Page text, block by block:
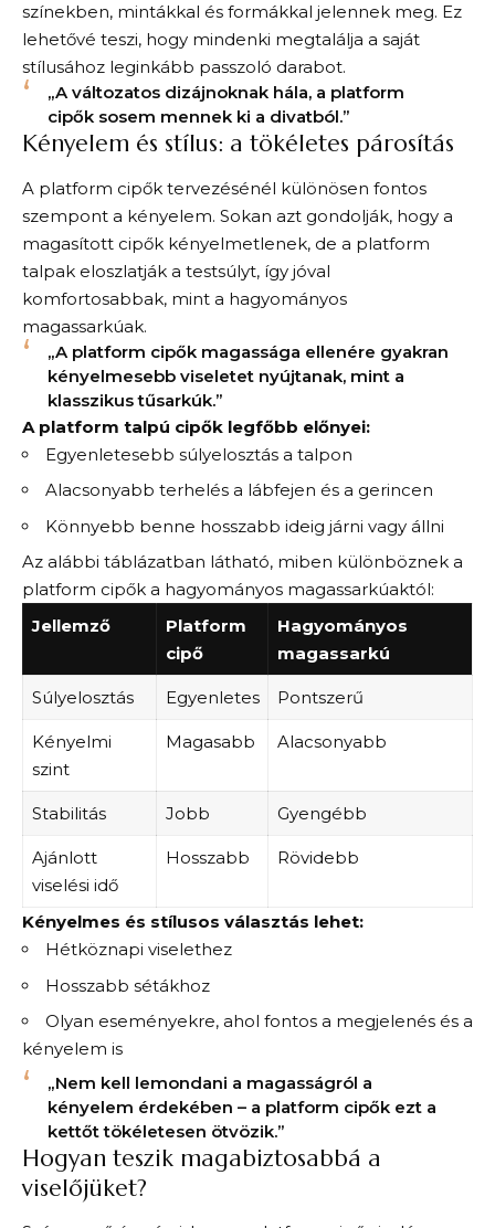
színekben, mintákkal és formákkal jelennek meg. Ez
lehetővé teszi, hogy mindenki megtalálja a saját
stílusához leginkább passzoló darabot.
„A változatos dizájnoknak hála, a platform
cipők sosem mennek ki a divatból.”
Kényelem és stílus: a tökéletes párosítás
A platform cipők tervezésénél különösen fontos
szempont a kényelem. Sokan azt gondolják, hogy a
magasított cipők kényelmetlenek, de a platform
talpak eloszlatják a testsúlyt, így jóval
komfortosabbak, mint a hagyományos
magassarkúak.
„A platform cipők magassága ellenére gyakran
kényelmesebb viseletet nyújtanak, mint a
klasszikus tűsarkúk.”
A platform talpú cipők legfőbb előnyei:
Egyenletesebb súlyelosztás a talpon
Alacsonyabb terhelés a lábfejen és a gerincen
Könnyebb benne hosszabb ideig járni vagy állni
Az alábbi táblázatban látható, miben különböznek a
platform cipők a hagyományos magassarkúaktól:
Jellemző
Platform
cipő
Hagyományos
magassarkú
Súlyelosztás Egyenletes Pontszerű
Kényelmi
szint
Magasabb Alacsonyabb
Stabilitás Jobb Gyengébb
Ajánlott
viselési idő
Hosszabb Rövidebb
Kényelmes és stílusos választás lehet:
Hétköznapi viselethez
Hosszabb sétákhoz
Olyan eseményekre, ahol fontos a megjelenés és a
kényelem is
„Nem kell lemondani a magasságról a
kényelem érdekében – a platform cipők ezt a
kettőt tökéletesen ötvözik.”
Hogyan teszik magabiztosabbá a
viselőjüket?